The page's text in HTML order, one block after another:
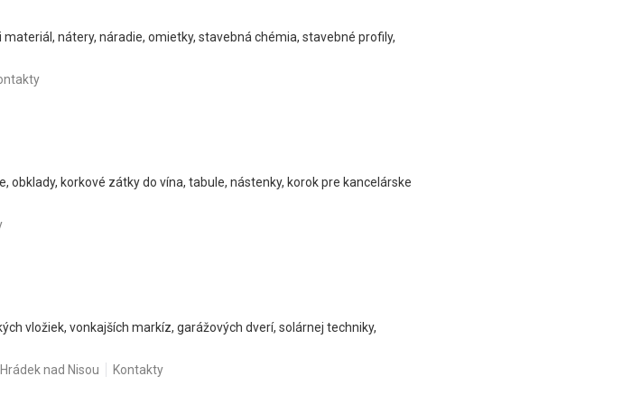
nátery, náradie, omietky, stavebná chémia, stavebné profily,
obklady, korkové zátky do vína, tabule, nástenky, korok pre kancelárske
vložiek, vonkajších markíz, garážových dverí, solárnej techniky,
nad Nisou Kontakty